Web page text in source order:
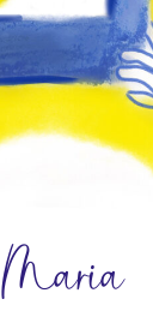
Maria